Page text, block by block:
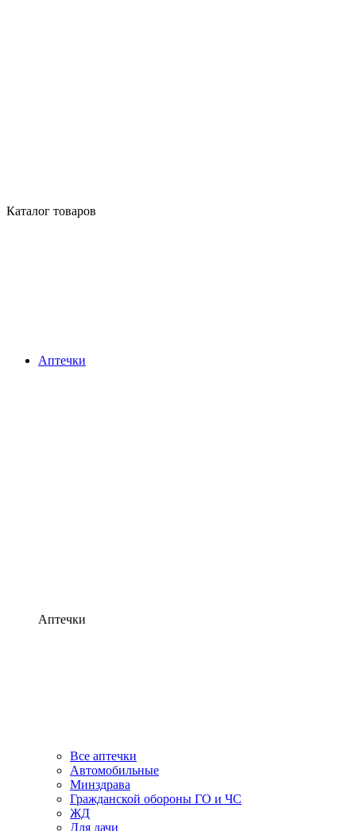
Каталог товаров
Аптечки
Аптечки
Все аптечки
Автомобильные
Минздрава
Гражданской обороны ГО и ЧС
ЖД
Для дачи